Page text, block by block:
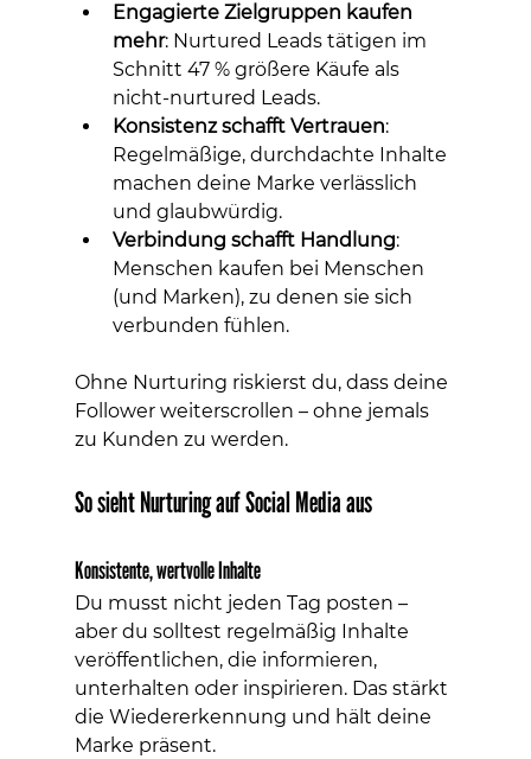
Engagierte Zielgruppen kaufen
mehr: Nurtured Leads tätigen im
Schnitt 47 % größere Käufe als
nicht-nurtured Leads.
Konsistenz schafft Vertrauen:
Regelmäßige, durchdachte Inhalte
machen deine Marke verlässlich
und glaubwürdig.
Verbindung schafft Handlung:
Menschen kaufen bei Menschen
(und Marken), zu denen sie sich
verbunden fühlen.
Ohne Nurturing riskierst du, dass deine
Follower weiterscrollen – ohne jemals
zu Kunden zu werden.
So sieht Nurturing auf Social Media aus
Konsistente, wertvolle Inhalte
Du musst nicht jeden Tag posten –
aber du solltest regelmäßig Inhalte
veröffentlichen, die informieren,
unterhalten oder inspirieren. Das stärkt
die Wiedererkennung und hält deine
Marke präsent.